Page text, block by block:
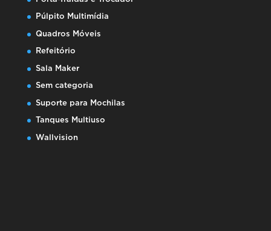
Púlpito Multimídia
Quadros Móveis
Refeitório
Sala Maker
Sem categoria
Suporte para Mochilas
Tanques Multiuso
Wallvision